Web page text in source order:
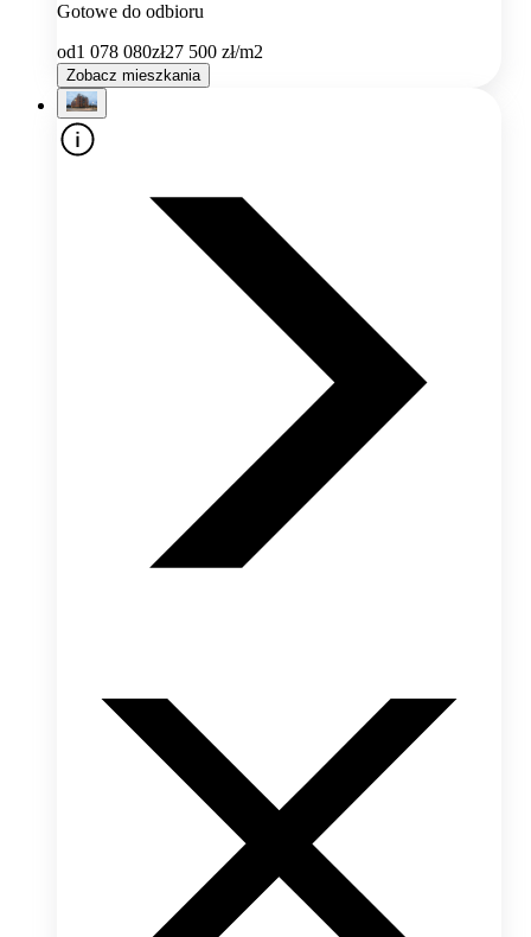
Gotowe do odbioru
od1 078 080zł27 500 zł/m2
Zobacz mieszkania